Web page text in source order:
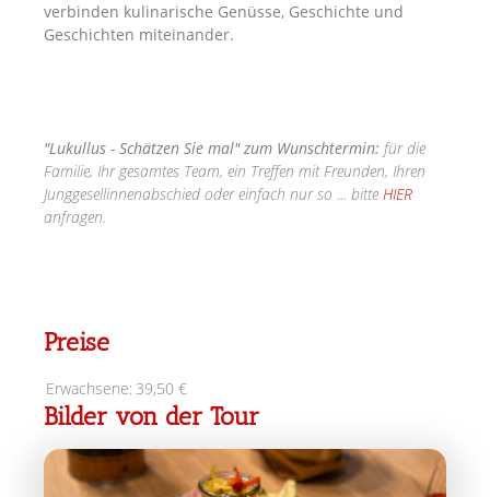
verbinden kulinarische Genüsse, Geschichte und
Geschichten miteinander.
"Lukullus - Schätzen Sie mal" zum Wunschtermin: für die
Familie, Ihr gesamtes Team, ein Treffen mit Freunden, Ihren
Junggesellinnenabschied oder einfach nur so ... bitte HIER
anfragen.
Preise
Erwachsene: 39,50 €
Bilder von der Tour